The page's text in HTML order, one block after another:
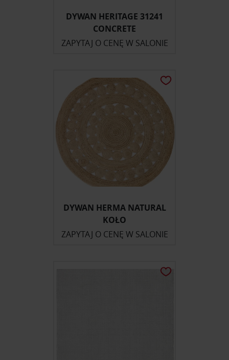
DYWAN HERITAGE 31241
CONCRETE
ZAPYTAJ O CENĘ W SALONIE
DYWAN HERMA NATURAL
KOŁO
ZAPYTAJ O CENĘ W SALONIE